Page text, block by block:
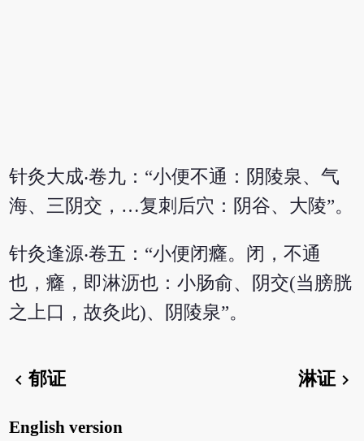
针灸大成‧卷九：“小便不通：阴陵泉、气
海、三阴交，…复刺后穴：阴谷、大陵”。
针灸逢源‧卷五：“小便闭癃。闭，不通
也，癃，即淋沥也：小肠俞、阴交(当膀胱
之上口，故灸此)、阴陵泉”。
chevron_left郁证 淋证chevron_right
English version